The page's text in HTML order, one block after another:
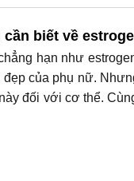
cần biết về
hạn như
đẹp của phụ nữ.
đối với cơ thể.